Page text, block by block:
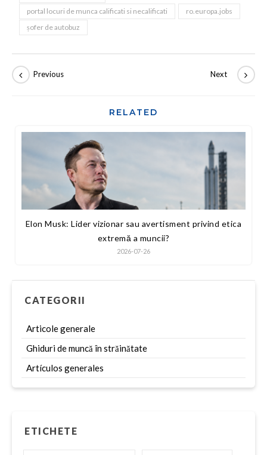
portal locuri de munca calificati si necalificati
ro.europa.jobs
șofer de autobuz
RELATED
Elon Musk: Lider vizionar sau avertisment privind etica
extremă a muncii?
2026-07-26
CATEGORII
Articole generale
Ghiduri de muncă în străinătate
Artículos generales
ETICHETE